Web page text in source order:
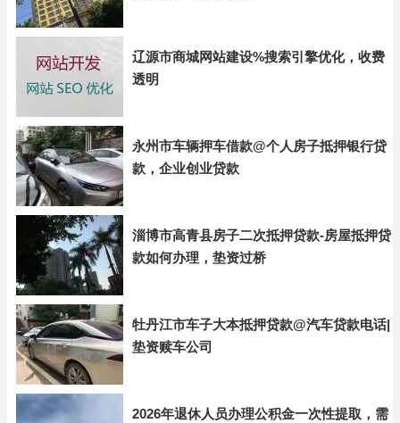
辽源市商城网站建设%搜索引擎优化，收费
透明
永州市车辆押车借款@个人房子抵押银行贷
款，企业创业贷款
淄博市高青县房子二次抵押贷款-房屋抵押贷
款如何办理，垫资过桥
牡丹江市车子大本抵押贷款@汽车贷款电话|
垫资赎车公司
2026年退休人员办理公积金一次性提取，需